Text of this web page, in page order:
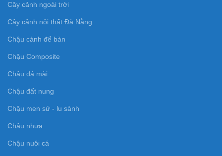
Cây cảnh ngoài trời
Cây cảnh nội thất Đà Nẵng
Chậu cảnh để bàn
Chậu Composite
Chậu đá mài
Chậu đất nung
Chậu men sứ - lu sành
Chậu nhựa
Chậu nuôi cá